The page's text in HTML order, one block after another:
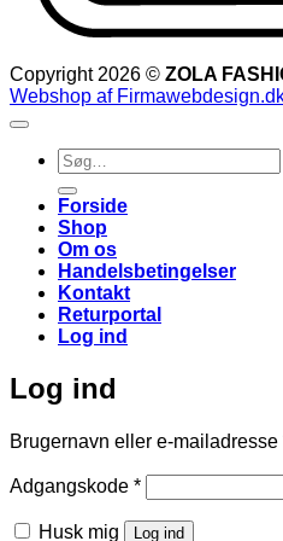
Copyright 2026 © ZOLA
Webshop af
Søg
efter:
Forside
Shop
Om os
Handelsbetingelser
Kontakt
Returportal
Log ind
Log ind
Brugernavn eller e-mailadresse
Adgangskode *Påkrævet
Husk mig Log ind